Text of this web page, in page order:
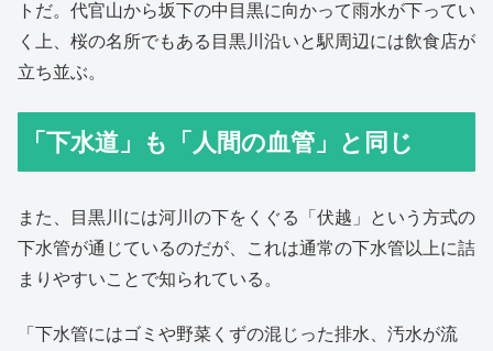
トだ。代官山から坂下の中目黒に向かって雨水が下ってい
く上、桜の名所でもある目黒川沿いと駅周辺には飲食店が
立ち並ぶ。
「下水道」も「人間の血管」と同じ
また、目黒川には河川の下をくぐる「伏越」という方式の
下水管が通じているのだが、これは通常の下水管以上に詰
まりやすいことで知られている。
「下水管にはゴミや野菜くずの混じった排水、汚水が流